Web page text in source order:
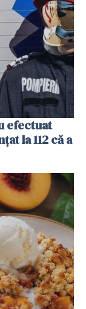
efectuat
la 112 că a